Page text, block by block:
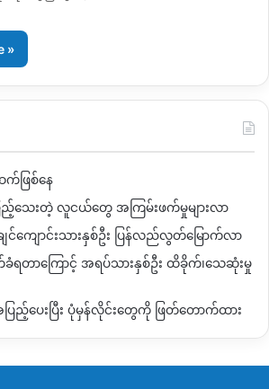
»
ဖြစ်နေ
သေးတဲ့ လူငယ်တွေ အကြမ်းဖက်မှုများလာ
င်ကျောင်းသားနှစ်ဦး ပြန်လည်လွတ်မြောက်လာ
ရတာကြောင့် အရပ်သားနှစ်ဦး ထိခိုက်၊သေဆုံးမှု
ြည့်ပေးပြီး ပုံမှန်လိုင်းတွေကို ဖြတ်တောက်ထား